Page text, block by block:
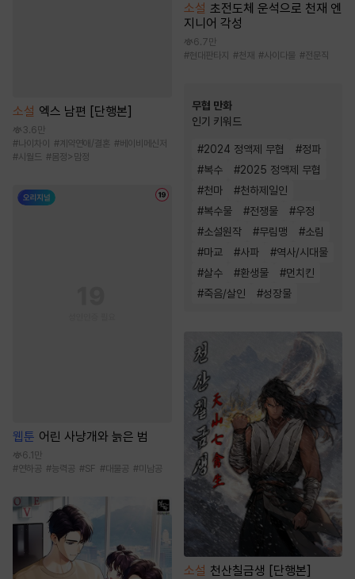
소설 엑스 남편 [단행본]
3.6만
#나이차이 # 계약연애/결혼 #베이비메신저
#시월드 #몸정>맘정
웹툰 어린 사냥개와 늙은 범
6.1만
#연하공 #능력공 #SF #대물공 #미남공
소설 초전도체 운석으로 천재 엔
지니어 각성
6.7만
#현대판타지 #천재 #사이다물 #전문직
무협 만화
인기 키워드
#2024 정액제 무협 #정파
#복수 #2025 정액제 무협
#천마 #천하제일인
#복수물 #전쟁물 #우정
#소설원작 #무림맹 #소림
#마교 #사파 #역사/시대물
#살수 #환생물 #먼치킨
#죽음/살인 #성장물
소설 천산칠금생 [단행본]